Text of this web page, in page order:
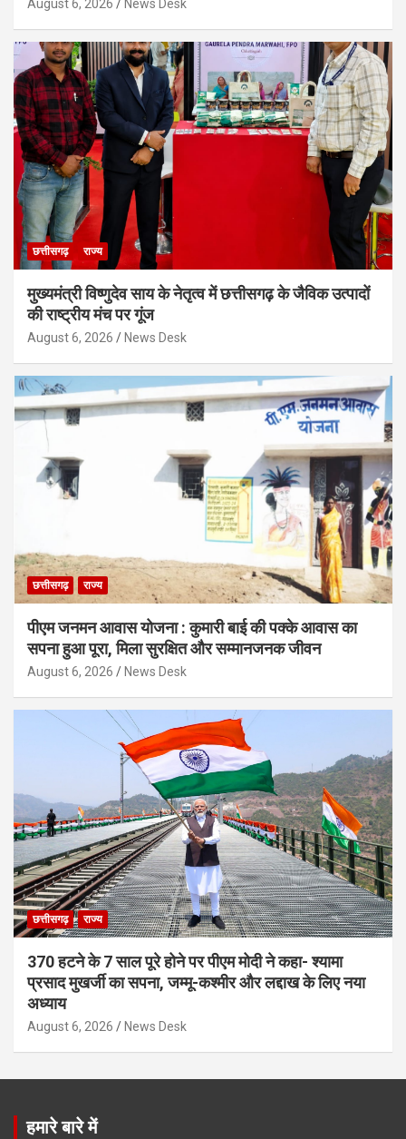
August 6, 2026 News Desk
छत्तीसगढ़ राज्य
मुख्यमंत्री विष्णुदेव साय के नेतृत्व में छत्तीसगढ़ के जैविक उत्पादों
की राष्ट्रीय मंच पर गूंज
August 6, 2026 News Desk
छत्तीसगढ़ राज्य
पीएम जनमन आवास योजना : कुमारी बाई की पक्के आवास का
सपना हुआ पूरा, मिला सुरक्षित और सम्मानजनक जीवन
August 6, 2026 News Desk
छत्तीसगढ़ राज्य
370 हटने के 7 साल पूरे होने पर पीएम मोदी ने कहा- श्यामा
प्रसाद मुखर्जी का सपना, जम्मू-कश्मीर और लद्दाख के लिए नया
अध्याय
August 6, 2026 News Desk
हमारे बारे में